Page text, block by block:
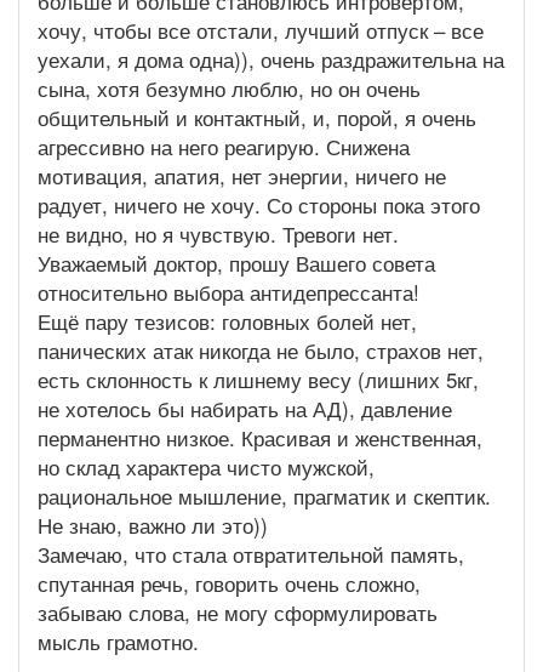
хочу, чтобы все отстали, лучший отпуск – все
уехали, я дома одна)), очень раздражительна на
сына, хотя безумно люблю, но он очень
общительный и контактный, и, порой, я очень
агрессивно на него реагирую. Снижена
мотивация, апатия, нет энергии, ничего не
радует, ничего не хочу. Со стороны пока этого
не видно, но я чувствую. Тревоги нет.
Уважаемый доктор, прошу Вашего совета
относительно выбора антидепрессанта!
Ещё пару тезисов: головных болей нет,
панических атак никогда не было, страхов нет,
есть склонность к лишнему весу (лишних 5кг,
не хотелось бы набирать на АД), давление
перманентно низкое. Красивая и женственная,
но склад характера чисто мужской,
рациональное мышление, прагматик и скептик.
Не знаю, важно ли это))
Замечаю, что стала отвратительной память,
спутанная речь, говорить очень сложно,
забываю слова, не могу сформулировать
мысль грамотно.